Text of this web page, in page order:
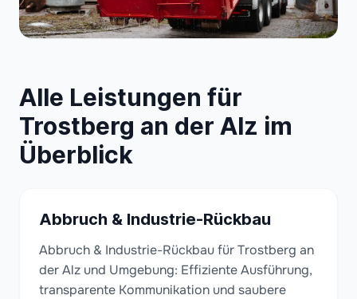
Alle Leistungen für
Trostberg an der Alz im
Überblick
Abbruch & Industrie-Rückbau
Abbruch & Industrie-Rückbau für Trostberg an
der Alz und Umgebung: Effiziente Ausführung,
transparente Kommunikation und saubere